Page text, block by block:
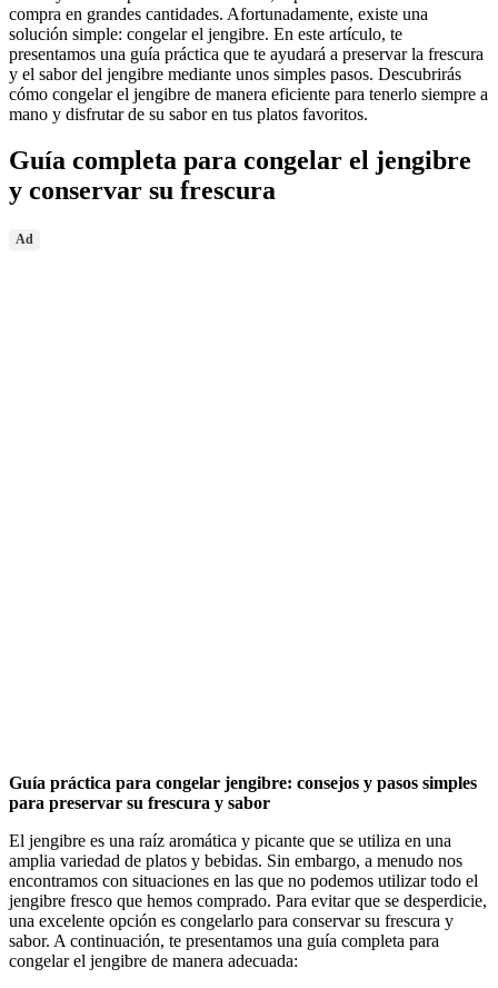
compra en grandes cantidades. Afortunadamente, existe una
solución simple: congelar el jengibre. En este artículo, te
presentamos una guía práctica que te ayudará a preservar la frescura
y el sabor del jengibre mediante unos simples pasos. Descubrirás
cómo congelar el jengibre de manera eficiente para tenerlo siempre a
mano y disfrutar de su sabor en tus platos favoritos.
Guía completa para congelar el jengibre
y conservar su frescura
Ad
Guía práctica para congelar jengibre: consejos y pasos simples
para preservar su frescura y sabor
El jengibre es una raíz aromática y picante que se utiliza en una
amplia variedad de platos y bebidas. Sin embargo, a menudo nos
encontramos con situaciones en las que no podemos utilizar todo el
jengibre fresco que hemos comprado. Para evitar que se desperdicie,
una excelente opción es congelarlo para conservar su frescura y
sabor. A continuación, te presentamos una guía completa para
congelar el jengibre de manera adecuada: